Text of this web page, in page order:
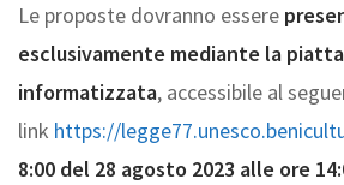
Le proposte dovranno essere
esclusivamente mediante la
informatizzata, accessibile al
link https://
8:00 del 28 agosto 2023 alle ore